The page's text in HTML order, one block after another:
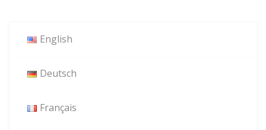
English
Deutsch
Français